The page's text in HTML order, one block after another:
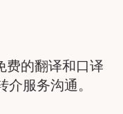
费的翻译和口译
服务沟通。